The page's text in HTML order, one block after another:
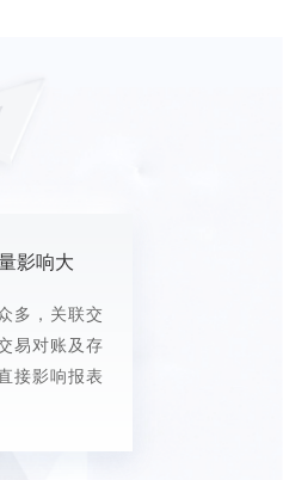
影响大
多，关联交
易对账及存
接影响报表